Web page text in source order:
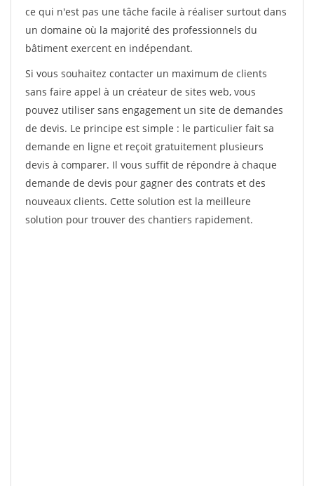
ce qui n'est pas une tâche facile à réaliser surtout dans
un domaine où la majorité des professionnels du
bâtiment exercent en indépendant.
Si vous souhaitez contacter un maximum de clients
sans faire appel à un créateur de sites web, vous
pouvez utiliser sans engagement un site de demandes
de devis. Le principe est simple : le particulier fait sa
demande en ligne et reçoit gratuitement plusieurs
devis à comparer. Il vous suffit de répondre à chaque
demande de devis pour gagner des contrats et des
nouveaux clients. Cette solution est la meilleure
solution pour trouver des chantiers rapidement.